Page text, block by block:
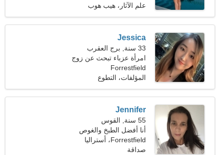
(127 رطلا)
علم الآثار، هيب هوب
Jessica
33 سنة, برج العقرب
امرأة عزباء تبحث عن زوج
Forrestfield
المؤلفات، التطوع
Jennifer
55 سنة, القوس
أنا أفضل الطبخ والغوص
Forrestfield، أستراليا
صداقة